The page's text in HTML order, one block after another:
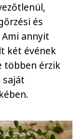
és
annyit
két évének
többen érzik
saját